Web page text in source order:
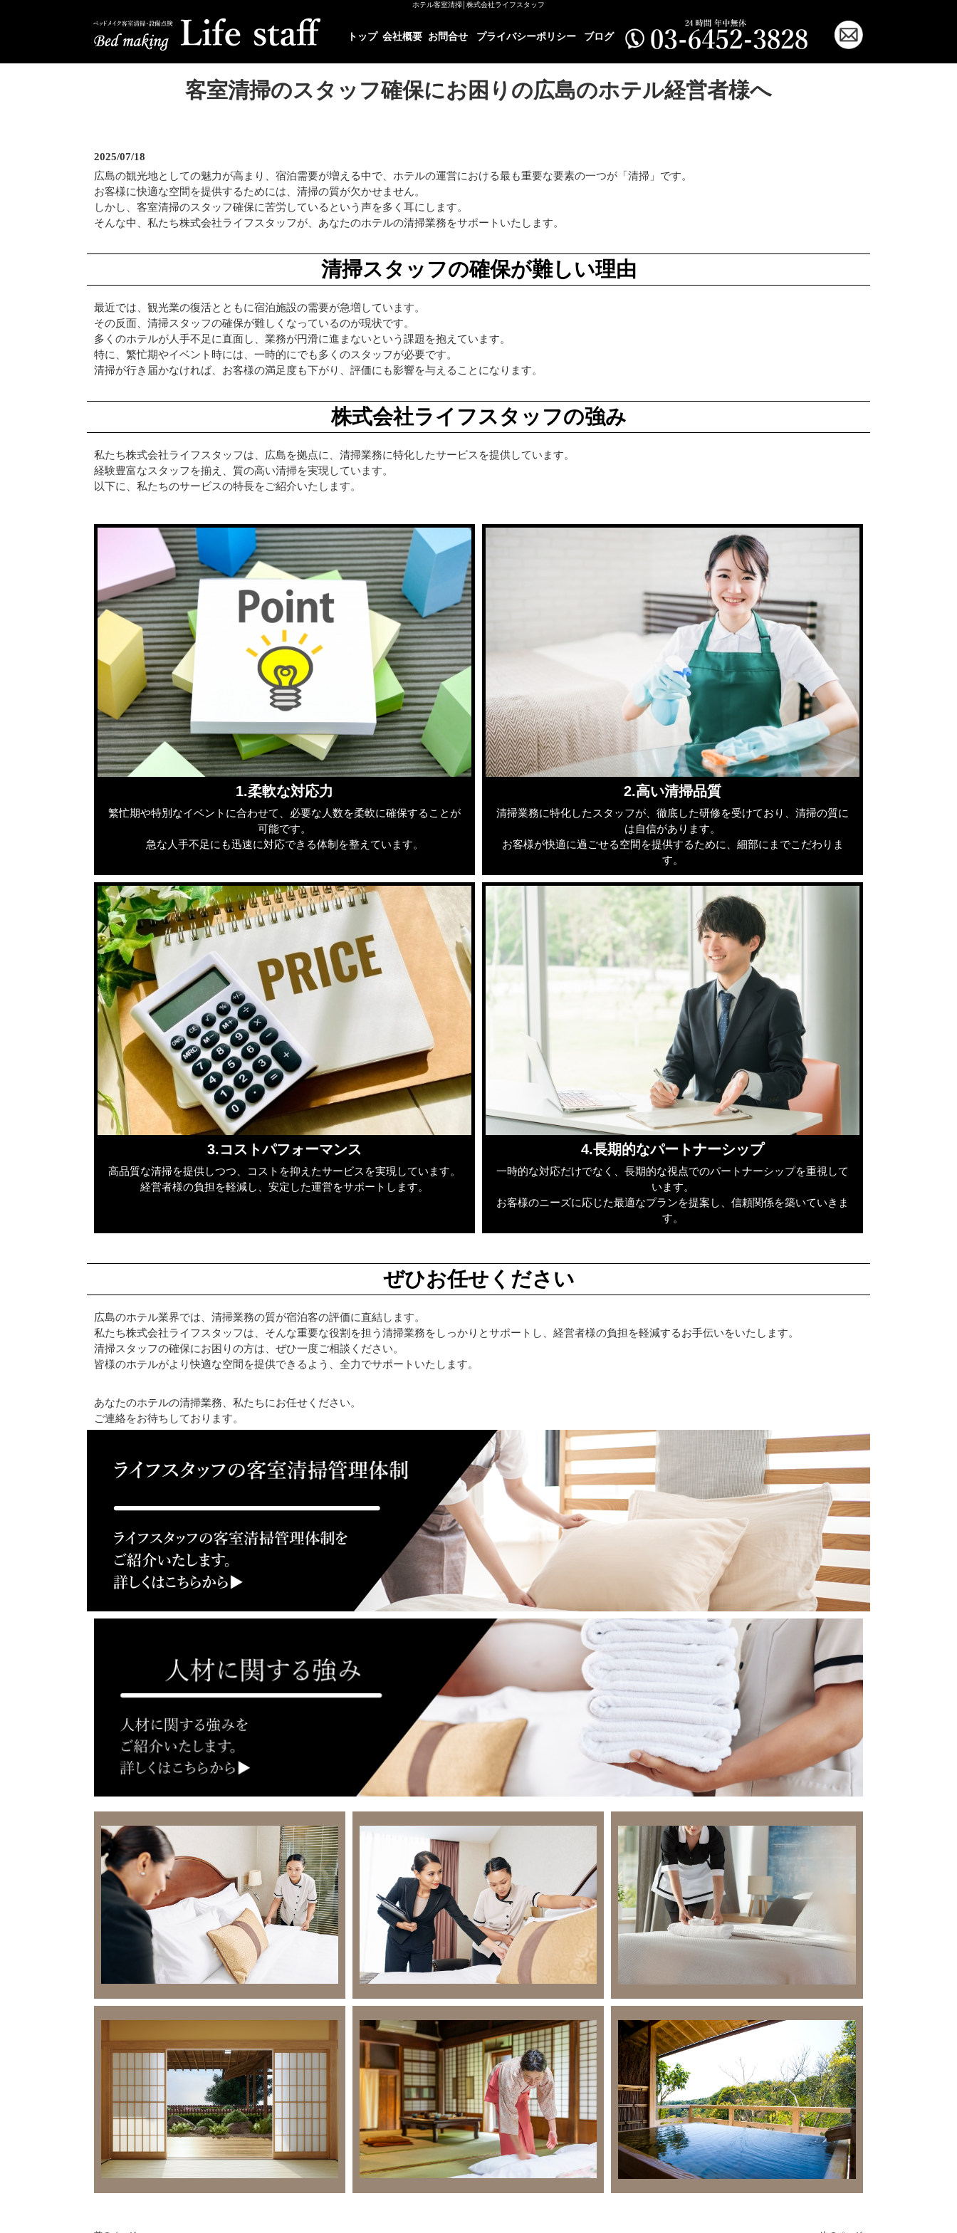
ホテル客室清掃│株式会社ライフスタッフ
トップ 会社概要 お問合せ プライバシーポリシー ブログ
客室清掃のスタッフ確保にお困りの広島のホテル経営者様へ
2025/07/18
広島の観光地としての魅力が高まり、宿泊需要が増える中で、ホテルの運営における最も重要な要素の一つが「清掃」です。
お客様に快適な空間を提供するためには、清掃の質が欠かせません。
しかし、客室清掃のスタッフ確保に苦労しているという声を多く耳にします。
そんな中、私たち株式会社ライフスタッフが、あなたのホテルの清掃業務をサポートいたします。
清掃スタッフの確保が難しい理由
最近では、観光業の復活とともに宿泊施設の需要が急増しています。
その反面、清掃スタッフの確保が難しくなっているのが現状です。
多くのホテルが人手不足に直面し、業務が円滑に進まないという課題を抱えています。
特に、繁忙期やイベント時には、一時的にでも多くのスタッフが必要です。
清掃が行き届かなければ、お客様の満足度も下がり、評価にも影響を与えることになります。
株式会社ライフスタッフの強み
私たち株式会社ライフスタッフは、広島を拠点に、清掃業務に特化したサービスを提供しています。
経験豊富なスタッフを揃え、質の高い清掃を実現しています。
以下に、私たちのサービスの特長をご紹介いたします。
1.柔軟な対応力
繁忙期や特別なイベントに合わせて、必要な人数を柔軟に確保することが
可能です。
急な人手不足にも迅速に対応できる体制を整えています。
2.高い清掃品質
清掃業務に特化したスタッフが、徹底した研修を受けており、清掃の質に
は自信があります。
お客様が快適に過ごせる空間を提供するために、細部にまでこだわりま
す。
3.コストパフォーマンス
高品質な清掃を提供しつつ、コストを抑えたサービスを実現しています。
経営者様の負担を軽減し、安定した運営をサポートします。
4.長期的なパートナーシップ
一時的な対応だけでなく、長期的な視点でのパートナーシップを重視して
います。
お客様のニーズに応じた最適なプランを提案し、信頼関係を築いていきま
す。
ぜひお任せください
広島のホテル業界では、清掃業務の質が宿泊客の評価に直結します。
私たち株式会社ライフスタッフは、そんな重要な役割を担う清掃業務をしっかりとサポートし、経営者様の負担を軽減するお手伝いをいたします。
清掃スタッフの確保にお困りの方は、ぜひ一度ご相談ください。
皆様のホテルがより快適な空間を提供できるよう、全力でサポートいたします。
あなたのホテルの清掃業務、私たちにお任せください。
ご連絡をお待ちしております。